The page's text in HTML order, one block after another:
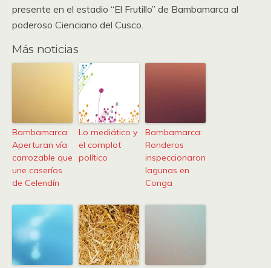
presente en el estadio “El Frutillo” de Bambamarca al
poderoso Cienciano del Cusco.
Más noticias
Bambamarca:
Aperturan vía
carrozable que
une caseríos
de Celendín
Lo mediático y
el complot
político
Bambamarca:
Ronderos
inspeccionaron
lagunas en
Conga